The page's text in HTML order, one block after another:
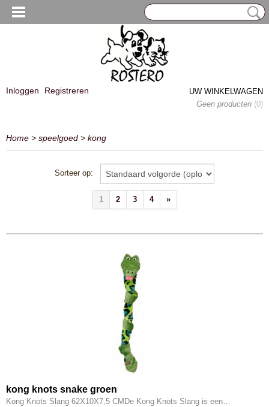
Inloggen Registreren
UW WINKELWAGEN
Geen producten (0)
Home > speelgoed > kong
Sorteer op:
1 2 3 4 »
kong knots snake groen
Kong Knots Slang 62X10X7,5 CMDe Kong Knots Slang is een…